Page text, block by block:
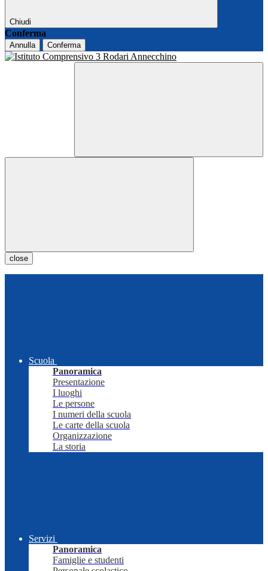
Chiudi
Conferma
Annulla Conferma
close
Scuola
Panoramica
Presentazione
I luoghi
Le persone
I numeri della scuola
Le carte della scuola
Organizzazione
La storia
Servizi
Panoramica
Famiglie e studenti